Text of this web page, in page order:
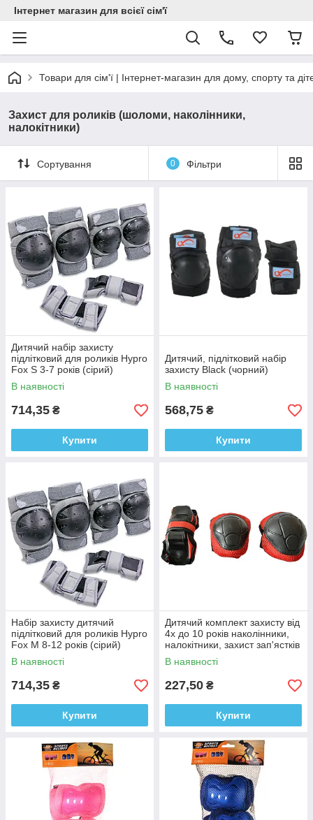
Інтернет магазин для всієї сім'ї
Товари для сім'ї | Інтернет-магазин для дому, спорту та
Захист для роликів (шоломи, наколінники,
налокітники)
Сортування 0 Фільтри
Дитячий набір захисту
підлітковий для роликів Hypro
Fox S 3-7 років (сірий)
В наявності
714,35 ₴
Купити
Дитячий, підлітковий набір
захисту Black (чорний)
В наявності
568,75 ₴
Купити
Набір захисту дитячий
підлітковий для роликів Hypro
Fox M 8-12 років (сірий)
В наявності
714,35 ₴
Купити
Дитячий комплект захисту від
4х до 10 років наколінники,
налокітники, захист зап'ястків
34589 червоний з
В наявності
227,50 ₴
Купити